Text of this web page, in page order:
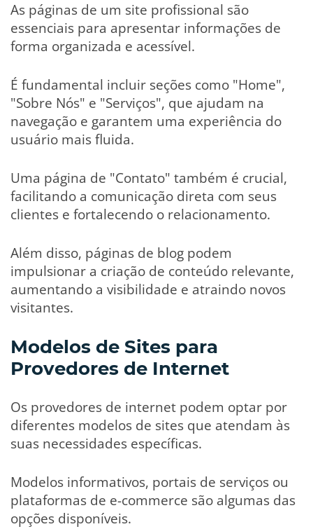
As páginas de um site profissional são
essenciais para apresentar informações de
forma organizada e acessível.
É fundamental incluir seções como "Home",
"Sobre Nós" e "Serviços", que ajudam na
navegação e garantem uma experiência do
usuário mais fluida.
Uma página de "Contato" também é crucial,
facilitando a comunicação direta com seus
clientes e fortalecendo o relacionamento.
Além disso, páginas de blog podem
impulsionar a criação de conteúdo relevante,
aumentando a visibilidade e atraindo novos
visitantes.
Modelos de Sites para
Provedores de Internet
Os provedores de internet podem optar por
diferentes modelos de sites que atendam às
suas necessidades específicas.
Modelos informativos, portais de serviços ou
plataformas de e-commerce são algumas das
opções disponíveis.